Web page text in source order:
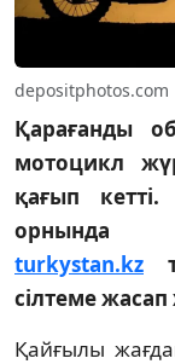
depositphotos.com
Қарағанды
мотоцикл
қағып
turkystan.kz
сілтеме
Қайғылы